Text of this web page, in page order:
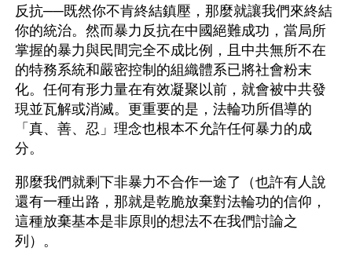
反抗──既然你不肯終結鎮壓，那麼就讓我們來終結
你的統治。然而暴力反抗在中國絕難成功，當局所
掌握的暴力與民間完全不成比例，且中共無所不在
的特務系統和嚴密控制的組織體系已將社會粉末
化。任何有形力量在有效凝聚以前，就會被中共發
現並瓦解或消滅。更重要的是，法輪功所倡導的
「真、善、忍」理念也根本不允許任何暴力的成
分。
那麼我們就剩下非暴力不合作一途了（也許有人說
還有一種出路，那就是乾脆放棄對法輪功的信仰，
這種放棄基本是非原則的想法不在我們討論之
列）。